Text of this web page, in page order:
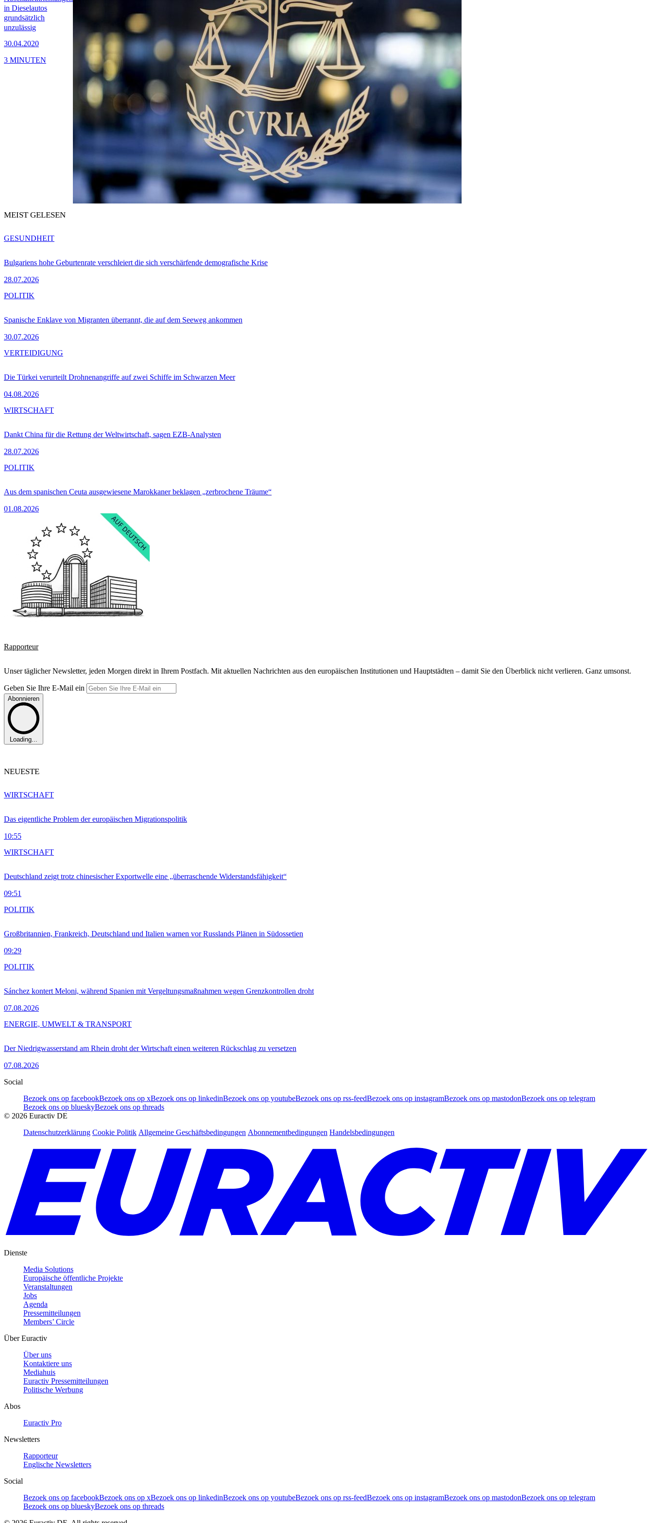
in Dieselautos
grundsätzlich
unzulässig
30.04.2020
3 MINUTEN
MEIST GELESEN
Bulgariens hohe Geburtenrate verschleiert die sich verschärfende demografische Krise
28.07.2026
GESUNDHEIT
Spanische Enklave von Migranten überrannt, die auf dem Seeweg ankommen
30.07.2026
POLITIK
Die Türkei verurteilt Drohnenangriffe auf zwei Schiffe im Schwarzen Meer
04.08.2026
VERTEIDIGUNG
Dankt China für die Rettung der Weltwirtschaft, sagen EZB-Analysten
28.07.2026
WIRTSCHAFT
Aus dem spanischen Ceuta ausgewiesene Marokkaner beklagen „zerbrochene Träume“
01.08.2026
POLITIK
Rapporteur
Unser täglicher Newsletter, jeden Morgen direkt in Ihrem Postfach. Mit aktuellen Nachrichten aus den europäischen Institutionen und Hauptstädten – damit Sie den Überblick nicht verlieren. Ganz umsonst.
Geben Sie Ihre E-Mail ein
Abonnieren
Loading...
NEUESTE
Das eigentliche Problem der europäischen Migrationspolitik
10:55
WIRTSCHAFT
Deutschland zeigt trotz chinesischer Exportwelle eine „überraschende Widerstandsfähigkeit“
09:51
WIRTSCHAFT
Großbritannien, Frankreich, Deutschland und Italien warnen vor Russlands Plänen in Südossetien
09:29
POLITIK
Sánchez kontert Meloni, während Spanien mit Vergeltungsmaßnahmen wegen Grenzkontrollen droht
07.08.2026
POLITIK
Der Niedrigwasserstand am Rhein droht der Wirtschaft einen weiteren Rückschlag zu versetzen
07.08.2026
ENERGIE, UMWELT & TRANSPORT
Social
Bezoek ons op facebookBezoek ons op xBezoek ons op linkedinBezoek ons op youtubeBezoek ons op rss-feedBezoek ons op instagramBezoek ons op mastodonBezoek ons op telegram
Bezoek ons op blueskyBezoek ons op threads
© 2026 Euractiv DE
Datenschutzerklärung Cookie Politik Allgemeine Geschäftsbedingungen Abonnementbedingungen Handelsbedingungen
Dienste
Media Solutions
Europäische öffentliche Projekte
Veranstaltungen
Jobs
Agenda
Pressemitteilungen
Members’ Circle
Über Euractiv
Über uns
Kontaktiere uns
Mediahuis
Euractiv Pressemitteilungen
Politische Werbung
Abos
Euractiv Pro
Newsletters
Rapporteur
Englische Newsletters
Social
Bezoek ons op facebookBezoek ons op xBezoek ons op linkedinBezoek ons op youtubeBezoek ons op rss-feedBezoek ons op instagramBezoek ons op mastodonBezoek ons op telegram
Bezoek ons op blueskyBezoek ons op threads